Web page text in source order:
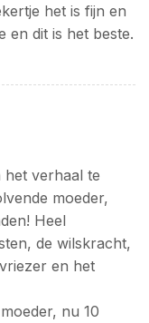
het is fijn en
en dit is het beste.
het verhaal te
moeder,
Heel
de wilskracht,
en het
nu 10